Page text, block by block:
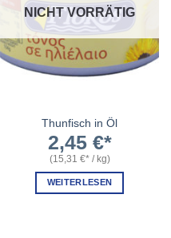
NICHT VORRÄTIG
Thunfisch in Öl
2,45 €
(15,31 € /kg)
WEITERLESEN